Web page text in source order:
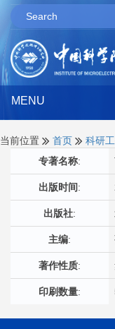
MENU
当前位置 首页 科研
专著名称:
出版时间:
出版社:
主编:
著作性质:
印刷数量: